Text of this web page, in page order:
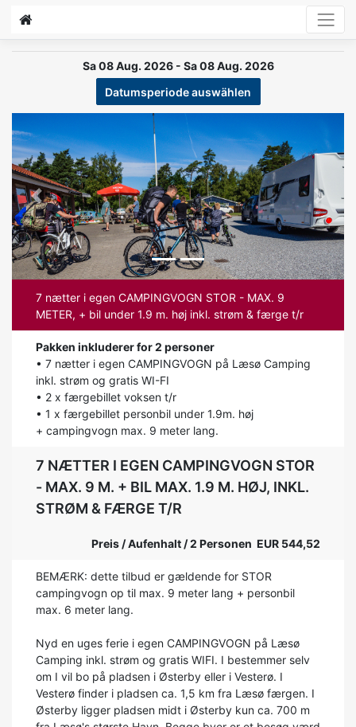
Sa 08 Aug. 2026 - Sa 08 Aug. 2026
Datumsperiode auswählen
Previous Next
7 nætter i egen CAMPINGVOGN STOR - MAX. 9
METER, + bil under 1.9 m. høj inkl. strøm & færge t/r
Pakken inkluderer for 2 personer
• 7 nætter i egen CAMPINGVOGN på Læsø Camping
inkl. strøm og gratis WI-FI
• 2 x færgebillet voksen t/r
• 1 x færgebillet personbil under 1.9m. høj
+ campingvogn max. 9 meter lang.
7 NÆTTER I EGEN CAMPINGVOGN STOR
- MAX. 9 M. + BIL MAX. 1.9 M. HØJ, INKL.
STRØM & FÆRGE T/R
Preis / Aufenhalt / 2 Personen EUR 544,52
BEMÆRK: dette tilbud er gældende for STOR
campingvogn op til max. 9 meter lang + personbil
max. 6 meter lang.
Nyd en uges ferie i egen CAMPINGVOGN på Læsø
Camping inkl. strøm og gratis WIFI. I bestemmer selv
om I vil bo på pladsen i Østerby eller i Vesterø. I
Vesterø finder i pladsen ca. 1,5 km fra Læsø færgen. I
Østerby ligger pladsen midt i Østerby kun ca. 700 m